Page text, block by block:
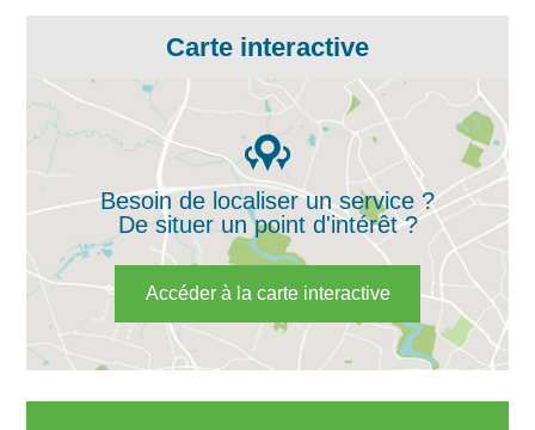
Carte interactive
Besoin de localiser un service ?
De situer un point d'intérêt ?
Accéder à la carte interactive